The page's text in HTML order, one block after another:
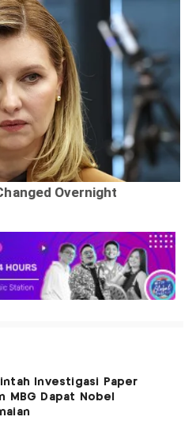
Investigasi Paper
MBG Dapat Nobel